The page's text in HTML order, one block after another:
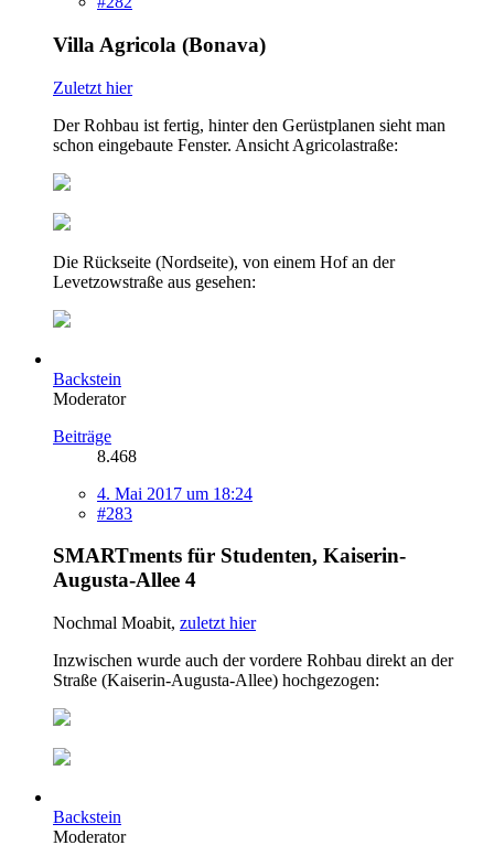
Villa Agricola (Bonava)
Zuletzt hier
Der Rohbau ist fertig, hinter den Gerüstplanen sieht man
schon eingebaute Fenster. Ansicht Agricolastraße:
Die Rückseite (Nordseite), von einem Hof an der
Levetzowstraße aus gesehen:
Backstein
Moderator
Beiträge
8.468
4. Mai 2017 um 18:24
#283
SMARTments für Studenten, Kaiserin-
Augusta-Allee 4
Nochmal Moabit, zuletzt hier
Inzwischen wurde auch der vordere Rohbau direkt an der
Straße (Kaiserin-Augusta-Allee) hochgezogen:
Backstein
Moderator